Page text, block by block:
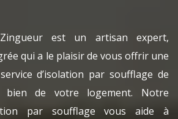
est un artisan expert,
qui a le plaisir de vous offrir une
d’isolation par soufflage de
de votre logement. Notre
par soufflage vous aide à